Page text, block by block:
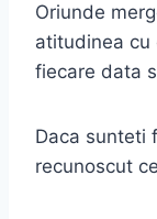
Oriunde
atitudinea
fiecare data
Daca sunteti
recunoscut